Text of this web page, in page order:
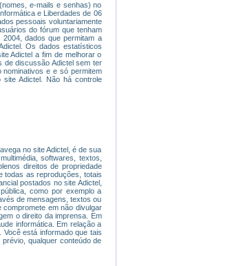
e-mails e senhas) no
e Liberdades de 06
pessoais voluntariamente
do fórum que tenham
dados que permitam a
Os dados estatísticos
Adictel a fim de melhorar o
de discussão Adictel sem ter
e e só permitem
Adictel. Não há controle
no site Adictel, é de sua
softwares, textos,
direitos de propriedade
todas as reproduções, totais
postados no site Adictel,
como por exemplo a
de mensagens, textos ou
em não divulgar
o direito da imprensa. Em
informática. Em relação a
está informado que tais
qualquer conteúdo de